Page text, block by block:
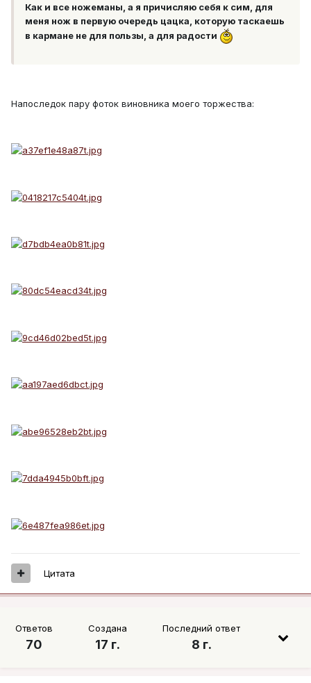
Как и все ножеманы, а я причисляю себя к сим, для
меня нож в первую очередь цацка, которую таскаешь
в кармане не для пользы, а для радости
Напоследок пару фоток виновника моего торжества:
Цитата
Ответов
70
Создана
17 г.
Последний ответ
8 г.